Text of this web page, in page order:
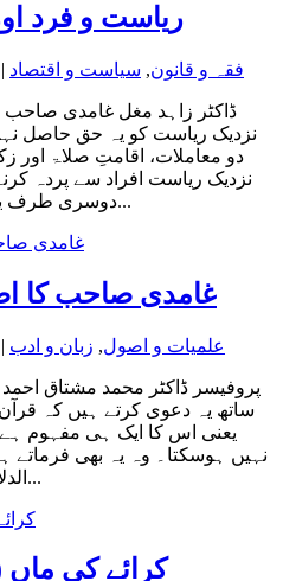
ریاست و فرد
| فقہ و قانون, سیاست و اقتصاد
ڈاکٹر زاہد مغل غامدی
نزدیک ریاست کو یہ حق حاصل
دو معاملات، اقامتِ صلاۃ اور
نزدیک ریاست افراد سے پردہ
دوسری طرف یہ ریاست کا حق اس قدر وسیع...
“غامدی صاحب کا
| علمیات و اصول, زبان و ادب
پروفیسر ڈاکٹر محمد مشتاق
ساتھ یہ دعوی کرتے ہیں کہ قرآن
یعنی اس کا ایک ہی مفہوم
نہیں ہوسکتا۔ وہ یہ بھی فرماتے
الدلالہ نہ مانا جائے تو وہ میزان اور...
(Surrogate Mother) کرائے کی ماں